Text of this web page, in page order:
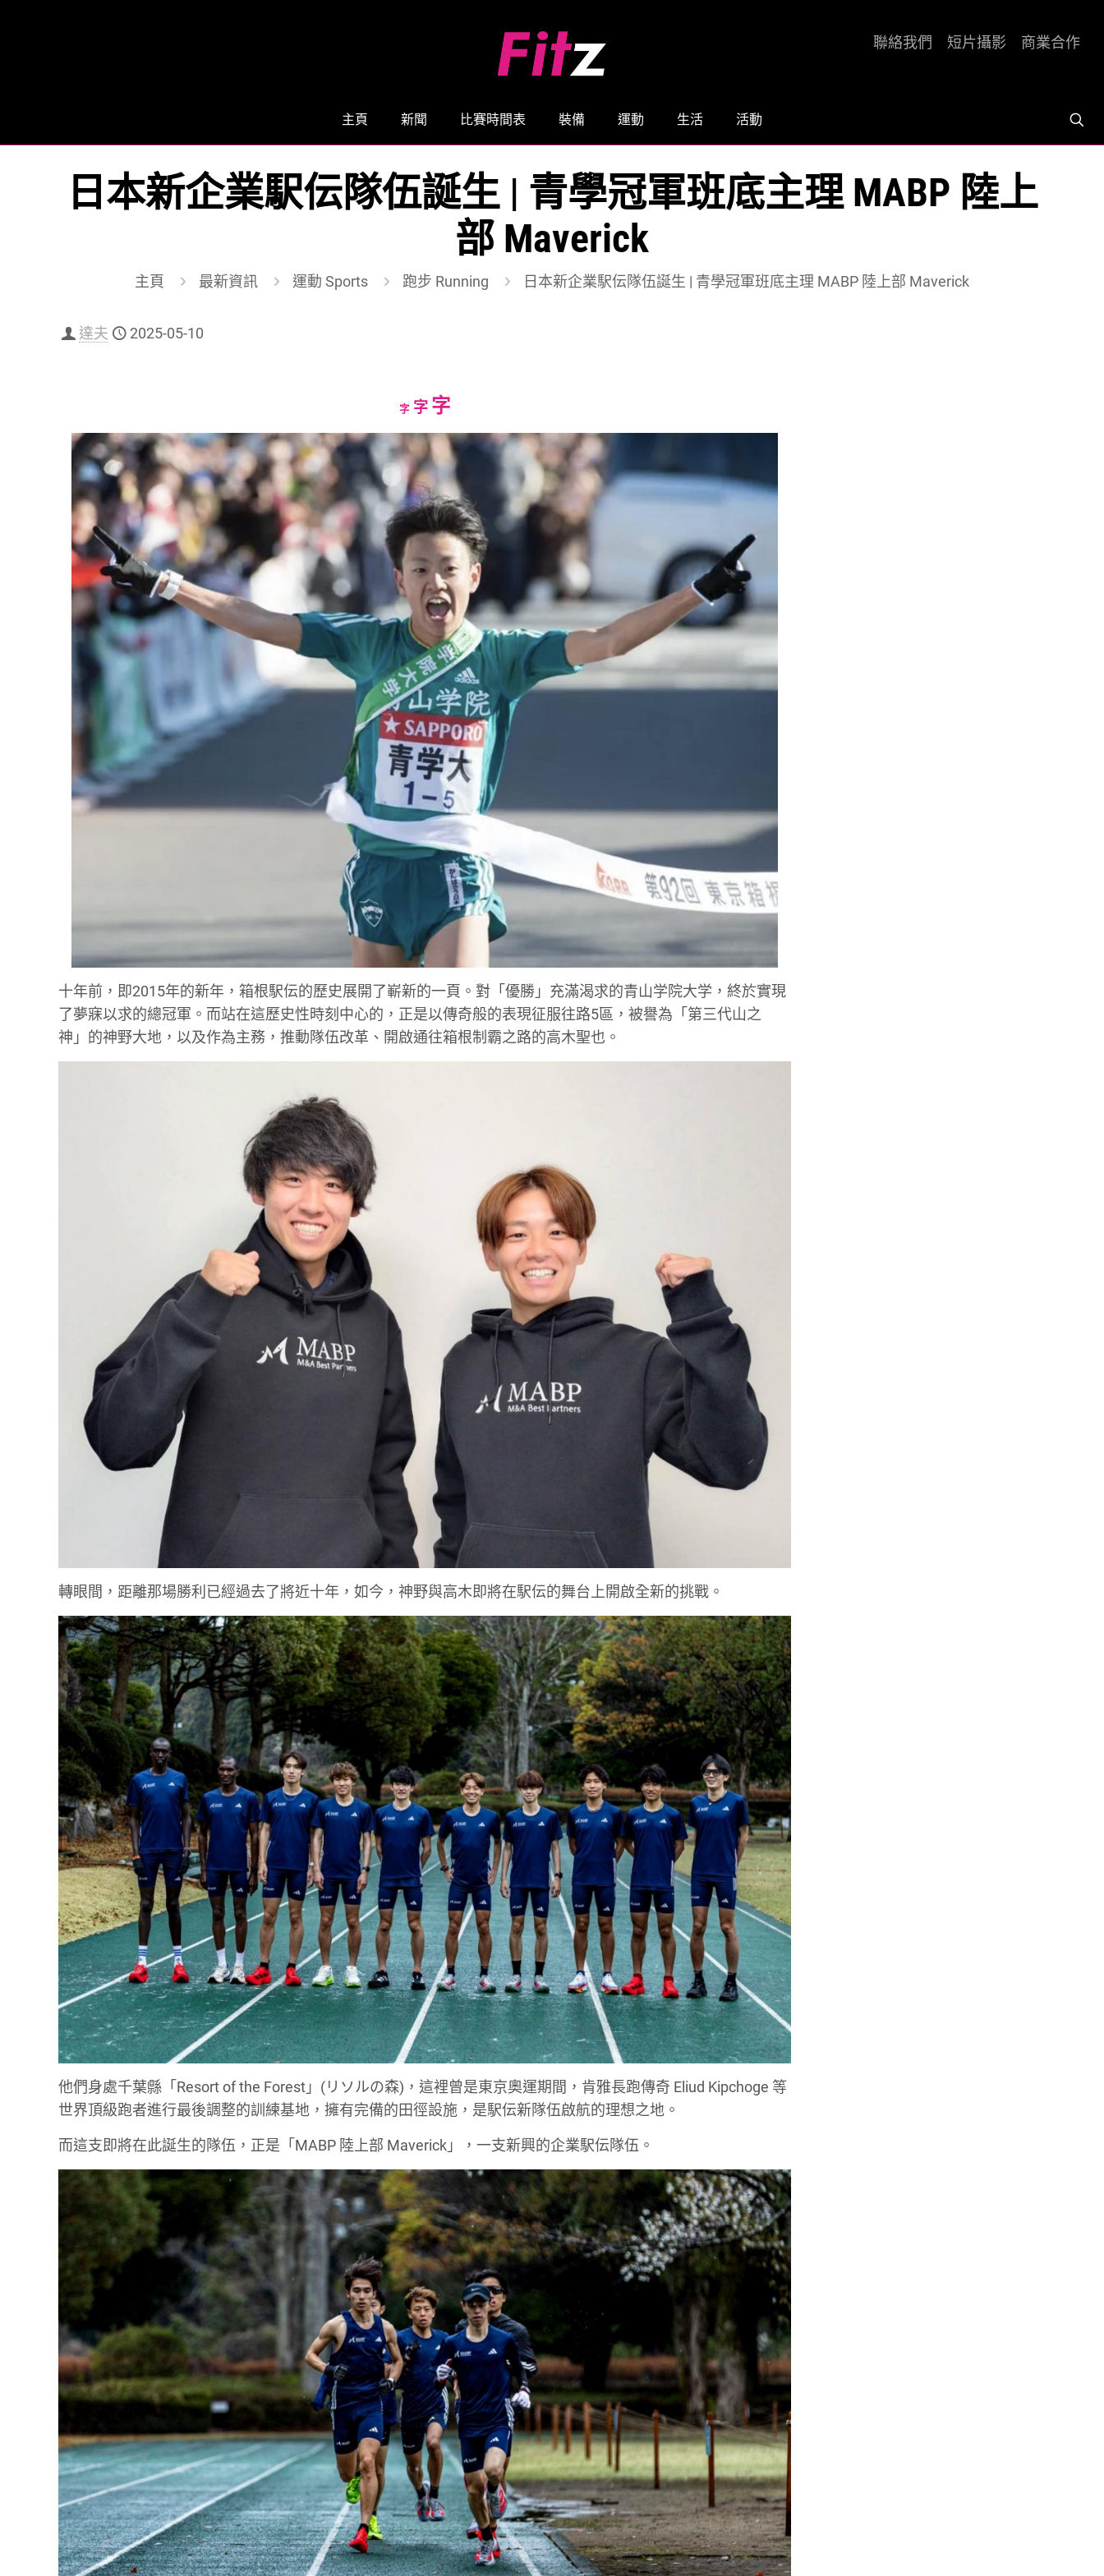
主頁 新聞 比賽時間表 裝備 運動 生活 活動
聯絡我們 短片攝影 商業合作
日本新企業駅伝隊伍誕生 | 青學冠軍班底主理 MABP 陸上
部 Maverick
主頁 最新資訊 運動 Sports 跑步 Running 日本新企業駅伝隊伍誕生 | 青學冠軍班底主理 MABP 陸上部 Maverick
達夫 2025-05-10
字Decrease
size.
字Reset
size.
字Increase
font
size.
十年前，即2015年的新年，箱根駅伝的歷史展開了嶄新的一頁。對「優勝」充滿渴求的青山学院大学，終於實現
了夢寐以求的總冠軍。而站在這歷史性時刻中心的，正是以傳奇般的表現征服往路5區，被譽為「第三代山之
神」的神野大地，以及作為主務，推動隊伍改革、開啟通往箱根制霸之路的高木聖也。
轉眼間，距離那場勝利已經過去了將近十年，如今，神野與高木即將在駅伝的舞台上開啟全新的挑戰。
他們身處千葉縣「Resort of the Forest」(リソルの森)，這裡曾是東京奧運期間，肯雅長跑傳奇 Eliud Kipchoge 等
世界頂級跑者進行最後調整的訓練基地，擁有完備的田徑設施，是駅伝新隊伍啟航的理想之地。
而這支即將在此誕生的隊伍，正是「MABP 陸上部 Maverick」，一支新興的企業駅伝隊伍。